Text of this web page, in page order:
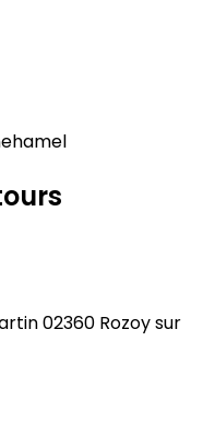
02360 Rozoy sur